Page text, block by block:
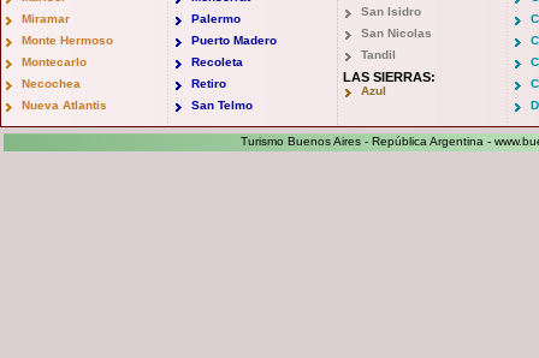
Miramar
Monte Hermoso
Montecarlo
Necochea
Nueva Atlantis
Palermo
Puerto Madero
Recoleta
Retiro
San Telmo
San Isidro
San Nicolas
Tandil
LAS SIERRAS:
Azul
Turismo Buenos Aires - República Argentina -